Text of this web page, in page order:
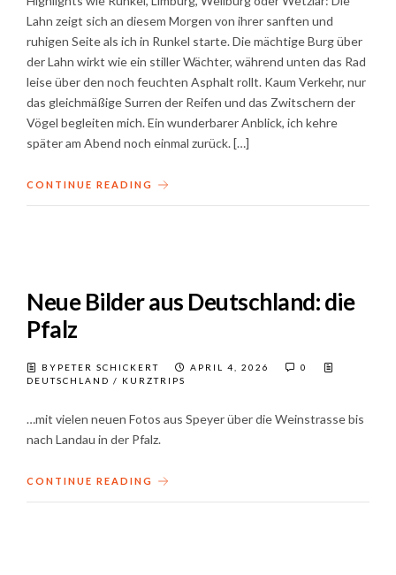
Lahn zeigt sich an diesem Morgen von ihrer sanften und
ruhigen Seite als ich in Runkel starte. Die mächtige Burg über
der Lahn wirkt wie ein stiller Wächter, während unten das Rad
leise über den noch feuchten Asphalt rollt. Kaum Verkehr, nur
das gleichmäßige Surren der Reifen und das Zwitschern der
Vögel begleiten mich. Ein wunderbarer Anblick, ich kehre
später am Abend noch einmal zurück. […]
CONTINUE READING
Neue Bilder aus Deutschland: die
Pfalz
BYPETER SCHICKERT APRIL 4, 2026
0
DEUTSCHLAND / KURZTRIPS
…mit vielen neuen Fotos aus Speyer über die Weinstrasse bis
nach Landau in der Pfalz.
CONTINUE READING